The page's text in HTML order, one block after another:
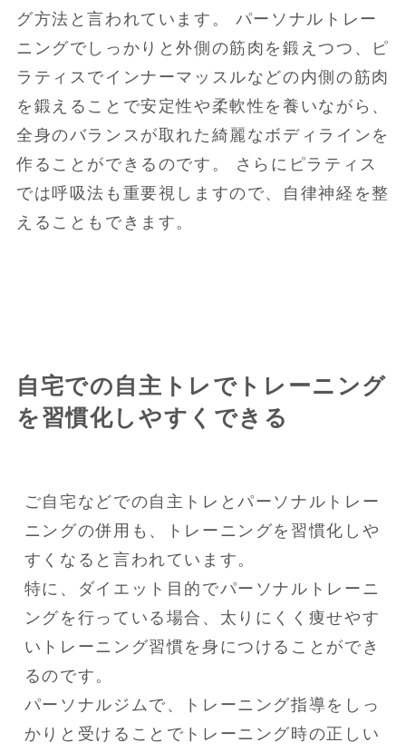
グ方法と言われています。 パーソナルトレー
ニングでしっかりと外側の筋肉を鍛えつつ、ピ
ラティスでインナーマッスルなどの内側の筋肉
を鍛えることで安定性や柔軟性を養いながら、
全身のバランスが取れた綺麗なボディラインを
作ることができるのです。 さらにピラティス
では呼吸法も重要視しますので、自律神経を整
えることもできます。
自宅での自主トレでトレーニング
を習慣化しやすくできる
ご自宅などでの自主トレとパーソナルトレー
ニングの併用も、トレーニングを習慣化しや
すくなると言われています。
特に、ダイエット目的でパーソナルトレーニ
ングを行っている場合、太りにくく痩せやす
いトレーニング習慣を身につけることができ
るのです。
パーソナルジムで、トレーニング指導をしっ
かりと受けることでトレーニング時の正しい